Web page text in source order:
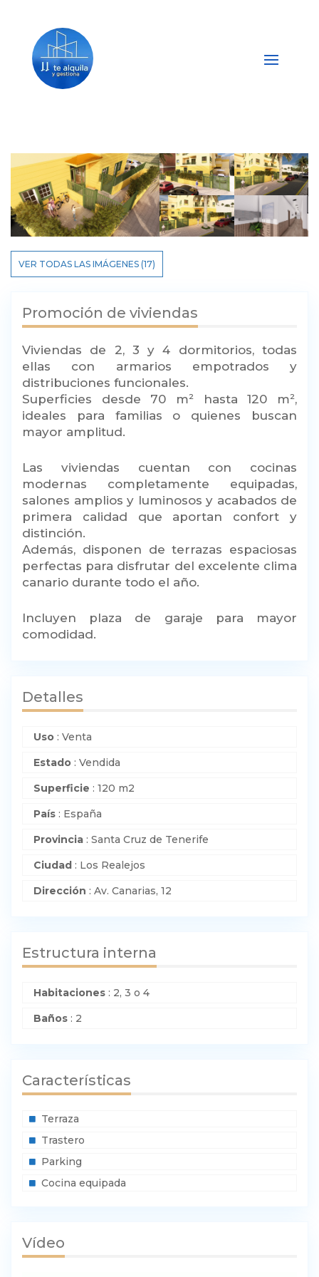
VER TODAS LAS IMÁGENES (17)
Promoción de viviendas
Viviendas de 2, 3 y 4 dormitorios, todas
ellas con armarios empotrados y
distribuciones funcionales.
Superficies desde 70 m² hasta 120 m²,
ideales para familias o quienes buscan
mayor amplitud.
Las viviendas cuentan con cocinas
modernas completamente equipadas,
salones amplios y luminosos y acabados de
primera calidad que aportan confort y
distinción.
Además, disponen de terrazas espaciosas
perfectas para disfrutar del excelente clima
canario durante todo el año.
Incluyen plaza de garaje para mayor
comodidad.
Detalles
Uso : Venta
Estado : Vendida
Superficie : 120 m2
País : España
Provincia : Santa Cruz de Tenerife
Ciudad : Los Realejos
Dirección : Av. Canarias, 12
Estructura interna
Habitaciones : 2, 3 o 4
Baños : 2
Características
Terraza
Trastero
Parking
Cocina equipada
Vídeo